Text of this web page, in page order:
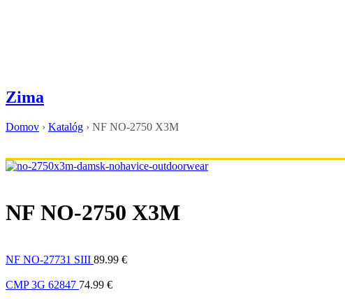
Zima
Domov › Katalóg › NF NO-2750 X3M
NF NO-2750 X3M
NF NO-27731 SIII 89.99 €
CMP 3G 62847 74.99 €